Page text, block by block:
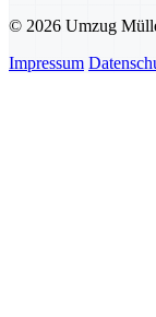
© 2026 Umzug
Impressum